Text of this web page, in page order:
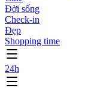
Đời sống
Check-in
Đẹp
Shopping time
24h